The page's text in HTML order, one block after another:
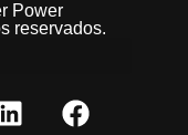
Power
reservados.